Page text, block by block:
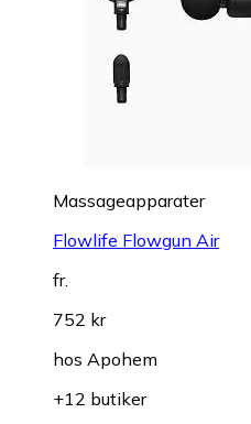
Massageapparater
Flowlife Flowgun Air
fr.
752 kr
hos Apohem
+12 butiker